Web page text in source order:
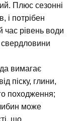
Плюс сезонні
і потрібен
час рівень води
вимагає
піску, глини,
походження;
може
що